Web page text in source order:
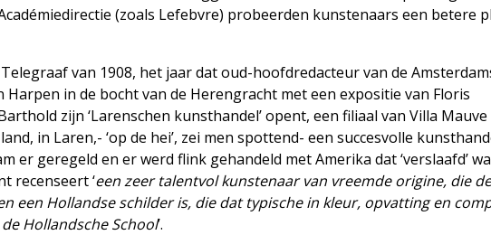
(zoals Lefebvre) probeerden kunstenaars een betere
van 1908, het jaar dat oud-hoofdredacteur van de
in de bocht van de Herengracht met een expositie van Floris
zijn ‘Larenschen kunsthandel’ opent, een filiaal van Villa
land, in Laren,- ‘op de hei’, zei men spottend- een succesvolle
er geregeld en er werd flink gehandeld met Amerika dat ‘verslaafd’
recenseert ‘een zeer talentvol kunstenaar van vreemde origine, die
een Hollandse schilder is, die dat typische in kleur, opvatting en
Hollandsche School’.